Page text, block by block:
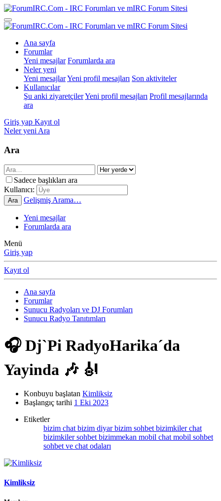
Ana sayfa
Forumlar
Yeni mesajlar Forumlarda ara
Neler yeni
Yeni mesajlarYeni profil mesajları Son aktiviteler
Kullanıcılar
Şu anki ziyaretçilerYeni profil mesajları Profil mesajlarında
ara
Giriş yap Kayıt ol
Neler yeni Ara
Ara
Sadece başlıkları ara
Kullanıcı:
Ara Gelişmiş Arama…
Yeni mesajlar
Forumlarda ara
Menü
Giriş yap
Kayıt ol
Ana sayfa
Forumlar
Sunucu Radyoları ve DJ Forumları
Sunucu Radyo Tanıtımları
🎧 Dj`Pi RadyoHarika´da
Yayinda 🎶 🎻
Konbuyu başlatan Kimliksiz
Başlangıç tarihi 1 Eki 2023
Etiketler
bizim chat bizim diyarbizim sohbet bizimkiler chat
bizimkiler sohbet bizimmekan mobil chat mobil sohbet
sohbet ve chat odaları
Kimliksiz